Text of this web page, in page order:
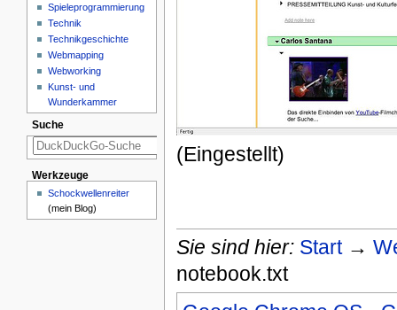
(Eingestellt)
Sie sind hier: Start→
notebook.txt
Spieleprogrammierung
Technik
Technikgeschichte
Webmapping
Webworking
Kunst- und
Wunderkammer
Suche
Werkzeuge
Schockwellenreiter
(mein Blog)